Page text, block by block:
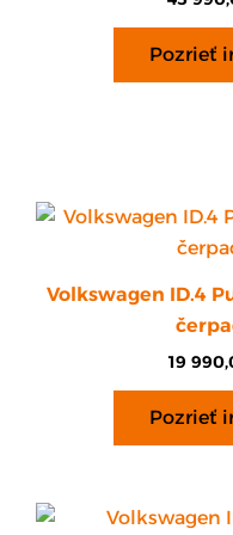
Pozrieť
Volkswagen ID.4
19
Pozrieť